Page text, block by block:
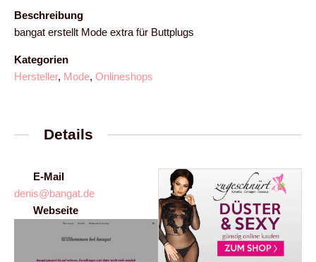
Beschreibung
bangat erstellt Mode extra für Buttplugs
Kategorien
Hersteller, Mode, Onlineshops
Details
E-Mail
denis@bangat.de
Webseite